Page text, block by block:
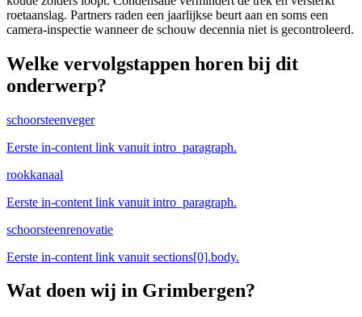
roetaanslag. Partners raden een jaarlijkse beurt aan en soms een
camera-inspectie wanneer de schouw decennia niet is gecontroleerd.
Welke vervolgstappen horen bij dit
onderwerp?
schoorsteenveger
Eerste in-content link vanuit intro_paragraph.
rookkanaal
Eerste in-content link vanuit intro_paragraph.
schoorsteenrenovatie
Eerste in-content link vanuit sections[0].body.
Wat doen wij in Grimbergen?